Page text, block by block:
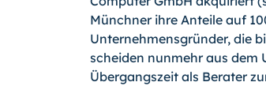
Münchner ihre Anteile auf
Unternehmensgründer, die
scheiden nunmehr aus dem
Übergangszeit als Berater